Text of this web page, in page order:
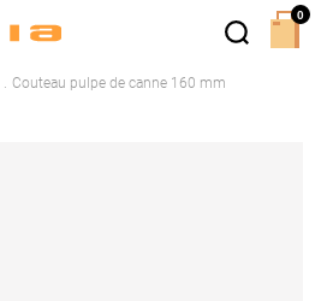
Couteau pulpe de canne 160 mm
0